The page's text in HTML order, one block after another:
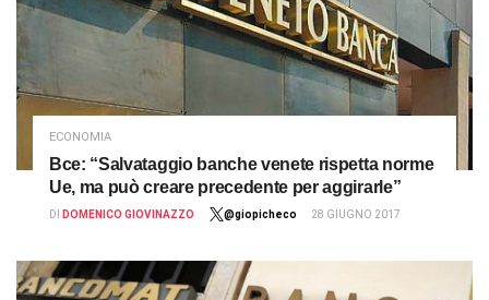
ECONOMIA
Bce: “Salvataggio banche venete rispetta norme
Ue, ma può creare precedente per aggirarle”
DI DOMENICO GIOVINAZZO @giopicheco 28 GIUGNO 2017